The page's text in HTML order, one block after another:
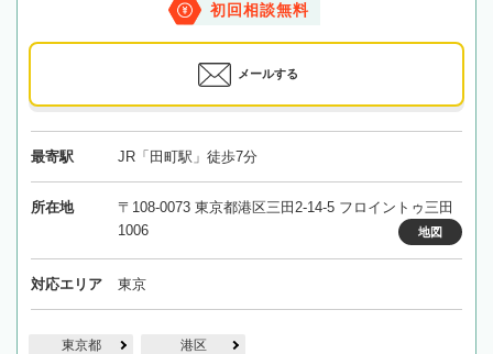
初回相談無料
メールする
最寄駅 JR「田町駅」徒歩7分
所在地
〒108-0073 東京都港区三田2-14-5 フロイントゥ三田
1006
地図
対応エリア 東京
東京都 港区